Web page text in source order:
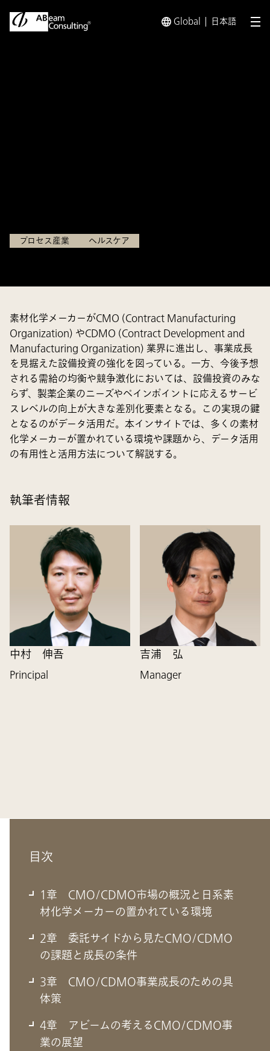
Global 日本語 メ
プロセス産業 ヘルスケア
素材化学メーカーがCMO (Contract Manufacturing
Organization) やCDMO (Contract Development and
Manufacturing Organization) 業界に進出し、事業成長
を見据えた設備投資の強化を図っている。一方、今後予想
される需給の均衡や競争激化においては、設備投資のみな
らず、製薬企業のニーズやペインポイントに応えるサービ
スレベルの向上が大きな差別化要素となる。この実現の鍵
となるのがデータ活用だ。本インサイトでは、多くの素材
化学メーカーが置かれている環境や課題から、データ活用
の有用性と活用方法について解説する。
執筆者情報
中村 伸吾
Principal
吉浦 弘
Manager
目次
1章 CMO/CDMO市場の概況と日系素
材化学メーカーの置かれている環境
2章 委託サイドから見たCMO/CDMO
の課題と成長の条件
3章 CMO/CDMO事業成長のための具
体策
4章 アビームの考えるCMO/CDMO事
業の展望
1章 CMO/CDMO市場の概況と日系
素材化学メーカーの置かれている環境